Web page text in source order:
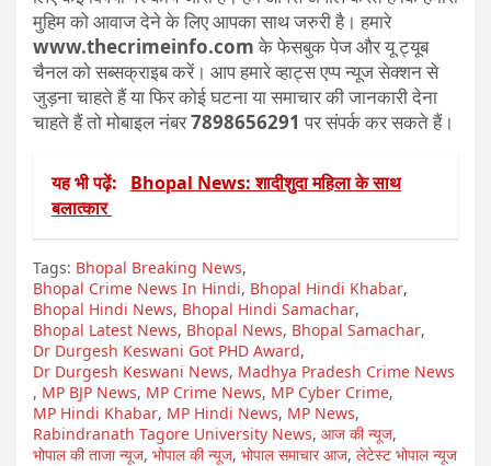
मुहिम को आवाज देने के लिए आपका साथ जरुरी है। हमारे
www.thecrimeinfo.comके फेसबुक पेज और यू ट्यूब
चैनल को सब्सक्राइब करें। आप हमारे व्हाट्स एप्प न्यूज सेक्शन से
जुड़ना चाहते हैं या फिर कोई घटना या समाचार की जानकारी देना
चाहते हैं तो मोबाइल नंबर7898656291 पर संपर्क कर सकते हैं।
यह भी पढ़ें:
Bhopal News: शादीशुदा महिला के साथ
बलात्कार
Tags: Bhopal Breaking News,
Bhopal Crime News In Hindi, Bhopal Hindi Khabar,
Bhopal Hindi News, Bhopal Hindi Samachar,
Bhopal Latest News, Bhopal News, Bhopal Samachar,
Dr Durgesh Keswani Got PHD Award,
Dr Durgesh Keswani News, Madhya Pradesh Crime News
, MP BJP News, MP Crime News, MP Cyber Crime,
MP Hindi Khabar, MP Hindi News, MP News,
Rabindranath Tagore University News, आज की न्यूज,
भोपाल की ताजा न्यूज, भोपाल की न्यूज, भोपाल समाचार आज, लेटेस्ट भोपाल न्यूज